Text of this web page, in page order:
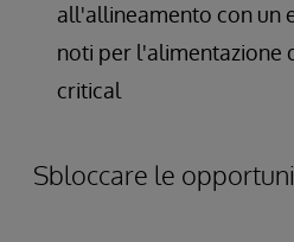
all'allineamento con un
noti per l'alimentazione
critical
Sbloccare le